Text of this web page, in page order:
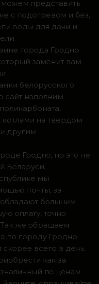
представить
с подогревом и без,
воды для дачи и
города Гродно
заменит вам
белорусского
сайт наполним
на твердом
другим
Гродно, но это не
Беларуси,
мы
почты, за
большим
оплату, точно
Так же обращаем
по городу Гродно
скорее всего в день
как за
по ценам